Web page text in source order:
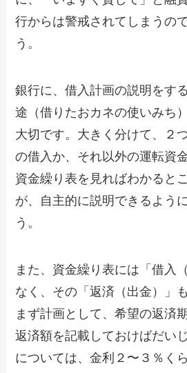
行からは警戒されてしまうの
う。
銀行に、借入計画の説明をす
途（借りたおカネの使いみち
大切です。大きく分けて、２
の借入か、それ以外の運転資
資金繰り表を見ればわかると
が、自主的に説明できるよう
う。
また、資金繰り表には「借入
なく、その「返済（出金）」
まず計画として、希望の返済
返済額を記載しておけばだい
については、金利２〜３％く